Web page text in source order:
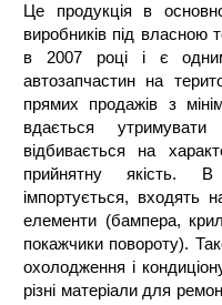
Це продукція в
виробників під власною
в 2007 році і є одним
автозапчастин на
прямих продажів з
вдається
відбивається на
прийнятну якість.
імпортується, входять
елементи (бампера,
покажчики повороту).
охолодження і
різні матеріали для